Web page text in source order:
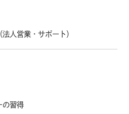
人営業・サポート）
の習得